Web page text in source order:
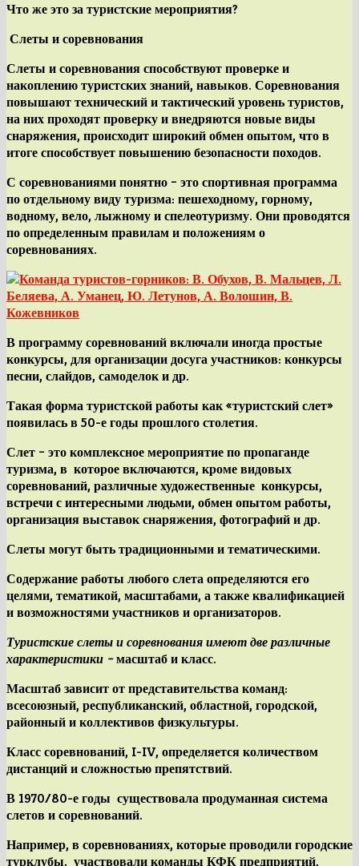
Что же это за туристские мероприятия?
Слеты и соревнования
Слеты и соревнованияспособствуют проверке и
накоплению туристских знаний, навыков. Соревнования
повышают технический и тактический уровень туристов,
на них проходят проверку и внедряются новые виды
снаряжения, происходит широкий обмен опытом, что в
итоге способствует повышению безопасности походов.
С соревнованиямипонятно – это спортивная программа
по отдельному виду туризма: пешеходному, горному,
водному, вело, лыжному и спелеотуризму. Они проводятся
по определенным правилам и положениям о
соревнованиях.
В программу соревнований включали иногда простые
конкурсы, для организации досуга участников: конкурсы
песни, слайдов, самоделок и др.
Такая форма туристской работы как«туристский слет»
появилась в 50-е годы прошлого столетия.
Слет – это комплексное мероприятие по пропаганде
туризма, в которое включаются, кроме видовых
соревнований, различные художественные конкурсы,
встречи с интересными людьми, обмен опытом работы,
организация выставок снаряжения, фотографий и др.
Слеты могут быть традиционными и тематическими.
Содержание работы любого слета определяются его
целями, тематикой, масштабами, а также квалификацией
и возможностями участников и организаторов.
Туристские слеты и соревнования имеют две различные
характеристики –масштабикласс.
Масштабзависит от представительства команд:
всесоюзный, республиканский, областной, городской,
районный и коллективов физкультуры.
Класс соревнований, I-IV, определяется количеством
дистанций и сложностью препятствий.
В 1970/80-е годы существовала продуманная система
слетов и соревнований.
Например, в соревнованиях, которые проводили городские
турклубы, участвовали команды КФК предприятий,